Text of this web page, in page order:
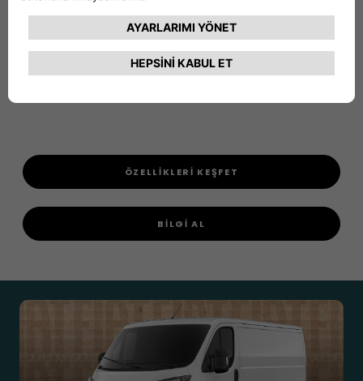
Ducato’yu Keşfet
Van
Buz Beyazı
ÖZELLİKLERİ KEŞFET
BİLGİ AL